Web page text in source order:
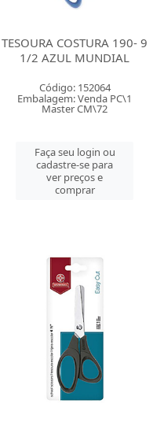
TESOURA COSTURA 190- 9
1/2 AZUL MUNDIAL
Código: 152064
Embalagem: Venda PC\1
Master CM\72
Faça seu login ou
cadastre-se para
ver preços e
comprar